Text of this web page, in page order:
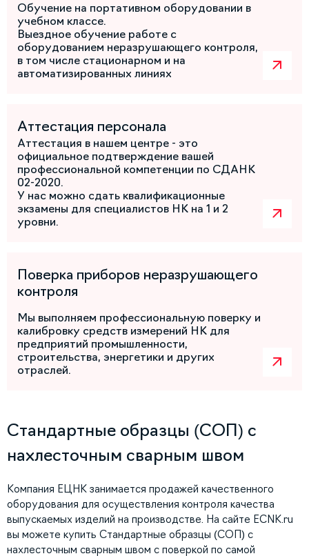
Обучение на портативном оборудовании в
учебном классе.
Выездное обучение работе с
оборудованием неразрушающего контроля,
в том числе стационарном и на
автоматизированных линиях
Аттестация персонала
Аттестация в нашем центре - это
официальное подтверждение вашей
профессиональной компетенции по СДАНК
02-2020.
У нас можно сдать квалификационные
экзамены для специалистов НК на 1 и 2
уровни.
Поверка приборов неразрушающего
контроля
Мы выполняем профессиональную поверку и
калибровку средств измерений НК для
предприятий промышленности,
строительства, энергетики и других
отраслей.
Стандартные образцы (СОП) с
нахлесточным сварным швом
Компания ЕЦНК занимается продажей качественного
оборудования для осуществления контроля качества
выпускаемых изделий на производстве. На сайте ECNK.ru
вы можете купить Стандартные образцы (СОП) с
нахлесточным сварным швом с поверкой по самой